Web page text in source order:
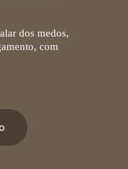
dos medos,
com